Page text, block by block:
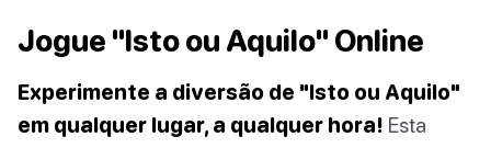
Jogue "Isto ou Aquilo" Online
Experimente a diversão de "Isto ou Aquilo"
em qualquer lugar, a qualquer hora! Esta